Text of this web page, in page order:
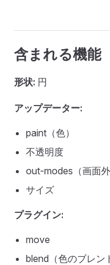
含まれる機能
形状: 円
アップデーター:
paint（色）
不透明度
out-modes（画面外
サイズ
プラグイン:
move
blend（色のブレン